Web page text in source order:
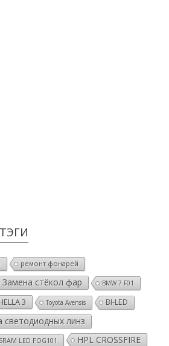
ремонт фонарей
Замена стёкол фар BMW 7 F01
3 Toyota Avensis BI-LED
светодиодных линз
LED FOG101 HPL CROSSFIRE